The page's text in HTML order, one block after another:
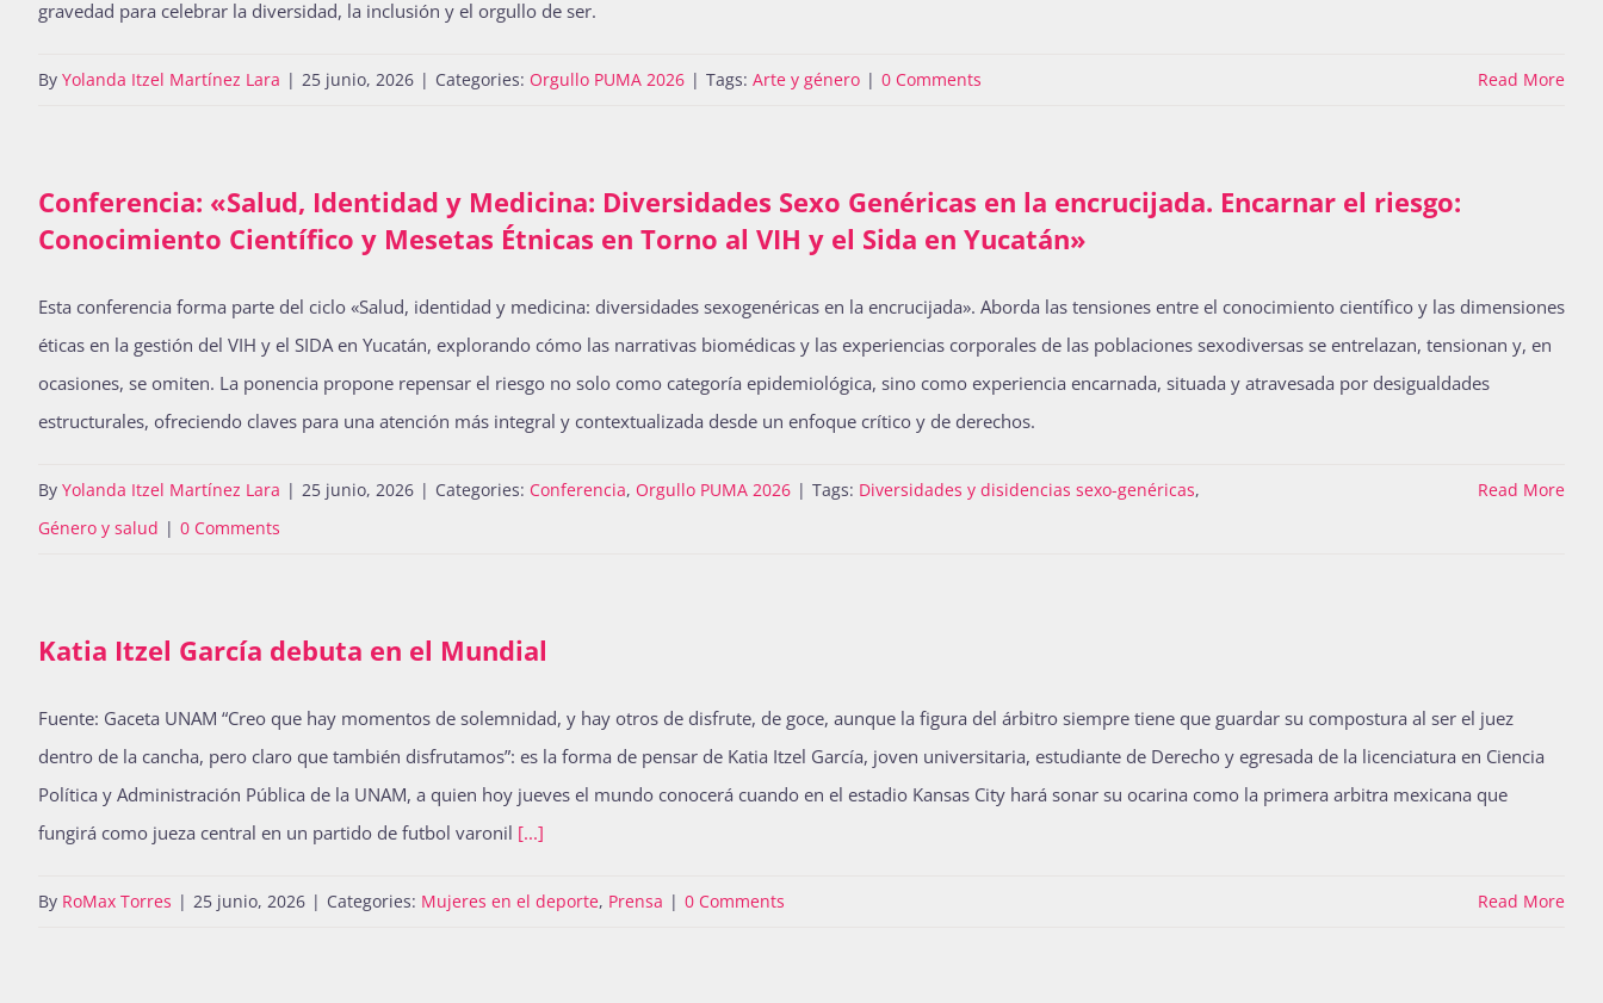
gravedad para celebrar la diversidad, la inclusión y el orgullo de ser.
By Yolanda Itzel Martínez Lara | 25 junio, 2026 | Categories: Orgullo PUMA 2026 | Tags: Arte y género | 0 Comments Read More
Conferencia: «Salud, Identidad y Medicina: Diversidades Sexo Genéricas en la encrucijada. Encarnar el riesgo:
Conocimiento Científico y Mesetas Étnicas en Torno al VIH y el Sida en Yucatán»
Esta conferencia forma parte del ciclo «Salud, identidad y medicina: diversidades sexogenéricas en la encrucijada». Aborda las tensiones entre el conocimiento científico y las dimensiones
éticas en la gestión del VIH y el SIDA en Yucatán, explorando cómo las narrativas biomédicas y las experiencias corporales de las poblaciones sexodiversas se entrelazan, tensionan y, en
ocasiones, se omiten. La ponencia propone repensar el riesgo no solo como categoría epidemiológica, sino como experiencia encarnada, situada y atravesada por desigualdades
estructurales, ofreciendo claves para una atención más integral y contextualizada desde un enfoque crítico y de derechos.
By Yolanda Itzel Martínez Lara | 25 junio, 2026 | Categories: Conferencia, Orgullo PUMA 2026 | Tags: Diversidades y disidencias sexo-genéricas,
Género y salud | 0 Comments
Read More
Katia Itzel García debuta en el Mundial
Fuente: Gaceta UNAM “Creo que hay momentos de solemnidad, y hay otros de disfrute, de goce, aunque la figura del árbitro siempre tiene que guardar su compostura al ser el juez
dentro de la cancha, pero claro que también disfrutamos”: es la forma de pensar de Katia Itzel García, joven universitaria, estudiante de Derecho y egresada de la licenciatura en Ciencia
Política y Administración Pública de la UNAM, a quien hoy jueves el mundo conocerá cuando en el estadio Kansas City hará sonar su ocarina como la primera arbitra mexicana que
fungirá como jueza central en un partido de futbol varonil [...]
By RoMax Torres | 25 junio, 2026 | Categories: Mujeres en el deporte, Prensa | 0 Comments Read More